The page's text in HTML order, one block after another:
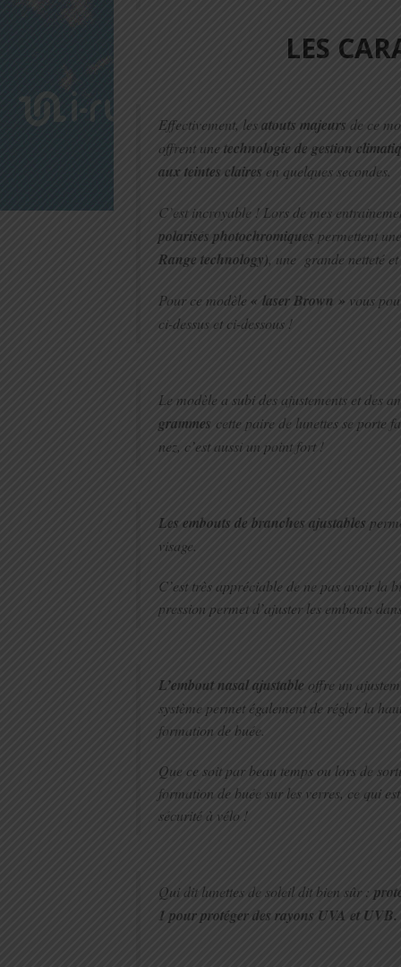
LES
Effectivement, lesatouts majeurs de ce
offrent unetechnologie de gestion
aux teintes claires en quelques secondes.
C’est incroyable ! Lors de mes
polarisés photochromiques permettent
Range technology) , une grande netteté
Pour ce modèle« laser Brown » vous
ci-dessus et ci-dessous !
Le modèle a subi des ajustements et des
grammes cette paire de lunettes se porte
nez, c’est aussi un point fort !
Les embouts de branches ajustables
visage.
C’est très appréciable de ne pas avoir la
pression permet d’ajuster les embouts
L’embout nasal ajustable offre un
système permet également de régler la
formation de buée.
Que ce soit par beau temps ou lors de
formation de buée sur les verres, ce qui
sécurité à vélo !
Qui dit lunettes de soleil dit bien sûr :
1 pour protéger des rayons UVA et UVB.